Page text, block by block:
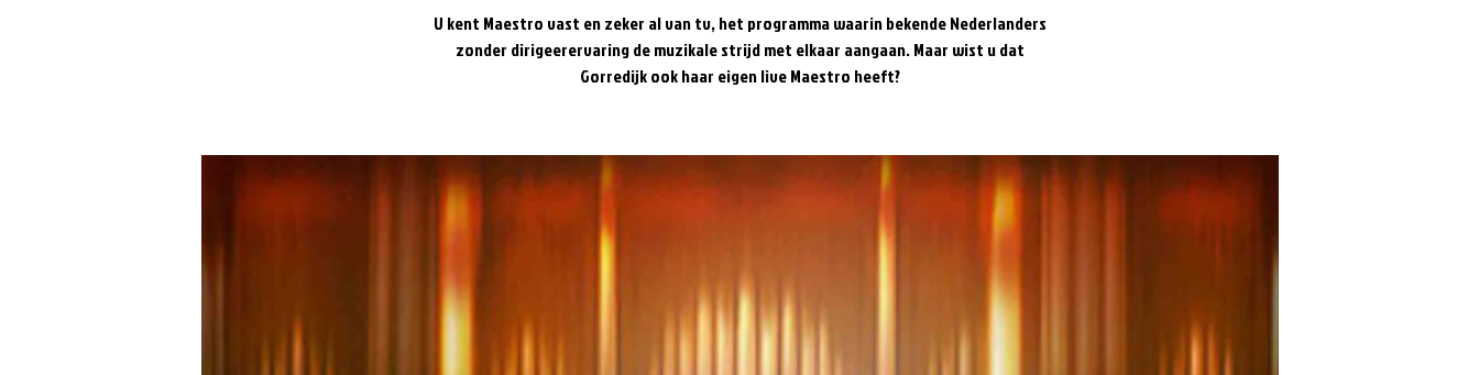
U kent Maestro vast en zeker al van tv, het programma waarin bekende Nederlanders
zonder dirigeerervaring de muzikale strijd met elkaar aangaan. Maar wist u dat
Gorredijk ook haar eigen live Maestro heeft?